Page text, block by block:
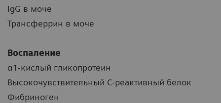
IgG в моче
Трансферрин в моче
Воспаление
α1-кислый гликопротеин
Высокочувствительный С-реактивный белок
Фибриноген